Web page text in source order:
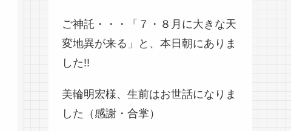
ご神託・・・「７・８月に大きな天
変地異が来る」と、本日朝にありま
した!!
美輪明宏様、生前はお世話になりま
した（感謝・合掌）